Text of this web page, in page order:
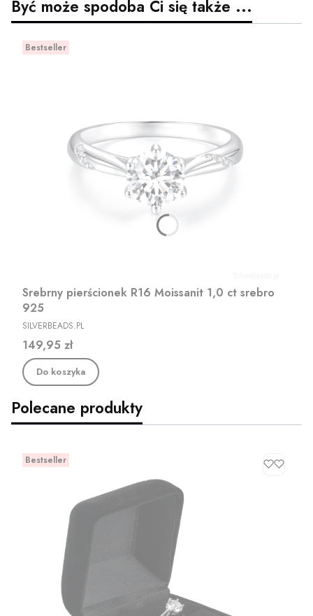
Być może spodoba Ci się także ...
Bestseller
Srebrny pierścionek R16 Moissanit 1,0 ct srebro
925
PRODUCENT
SILVERBEADS.PL
Cena
149,95 zł
Do koszyka
Polecane produkty
Bestseller